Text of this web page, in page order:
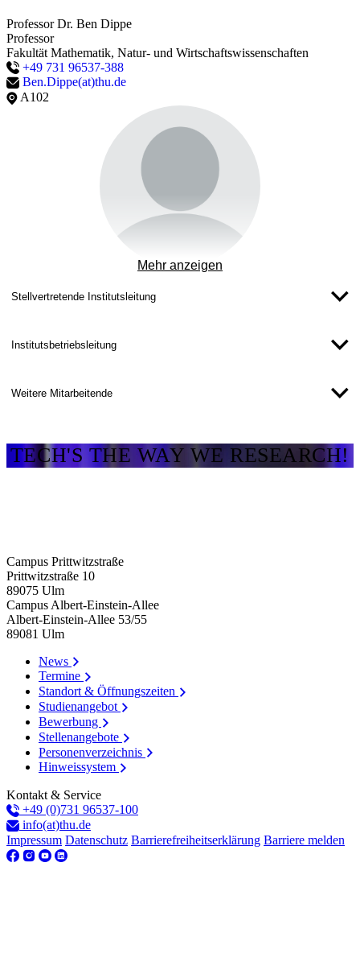
Professor Dr. Ben Dippe
Professor
Fakultät Mathematik, Natur- und Wirtschaftswissenschaften
+49 731 96537-388
Ben.Dippe(at)thu.de
A102
Mehr anzeigen
Stellvertretende Institutsleitung
Institutsbetriebsleitung
Weitere Mitarbeitende
TECH'S THE WAY WE RESEARCH!
Campus Prittwitzstraße
Prittwitzstraße 10
89075 Ulm
Campus Albert-Einstein-Allee
Albert-Einstein-Allee 53/​55
89081 Ulm
News
Termine
Standort & Öffnungszeiten
Studienangebot
Bewerbung
Stellenangebote
Personenverzeichnis
Hinweissystem
Kontakt & Service
+49 (0)731 96537-100
info(at)thu.de
Impressum Datenschutz Barrierefreiheitserklärung Barriere melden